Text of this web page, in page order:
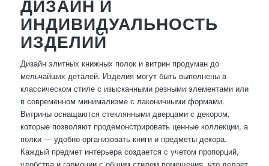
ДИЗАЙН И
ИНДИВИДУАЛЬНОСТЬ
ИЗДЕЛИЙ
Дизайн элитных книжных полок и витрин продуман до
мельчайших деталей. Изделия могут быть выполнены в
классическом стиле с изысканными резными элементами или
в современном минимализме с лаконичными формами.
Витрины оснащаются стеклянными дверцами с декором,
которые позволяют продемонстрировать ценные коллекции, а
полки — удобно организовать книги и предметы декора.
Каждый предмет интерьера создается с учетом пропорций,